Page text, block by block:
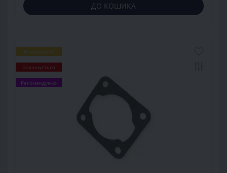
ДО КОШИКА
Популярний
Закінчується
Рекомендуємо